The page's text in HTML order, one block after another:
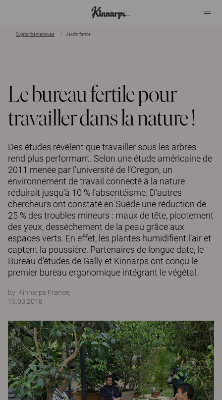
Sujets thématiques Jardin fertile
Le bureau fertile pour
travailler dans la nature !
Des études révèlent que travailler sous les arbres
rend plus performant. Selon une étude américaine de
2011 menée par l’université de l’Oregon, un
environnement de travail connecté à la nature
réduirait jusqu’à 10 % l’absentéisme. D'autres
chercheurs ont constaté en Suède une réduction de
25 % des troubles mineurs : maux de tête, picotement
des yeux, dessèchement de la peau grâce aux
espaces verts. En effet, les plantes humidifient l’air et
captent la poussière. Partenaires de longue date, le
Bureau d'études de Gally et Kinnarps ont conçu le
premier bureau ergonomique intégrant le végétal.
by: Kinnarps France,
15.03.2018